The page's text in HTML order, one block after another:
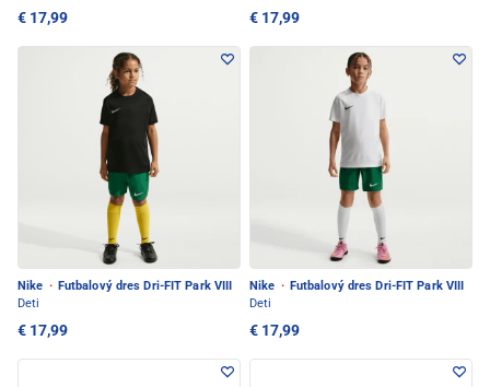
€ 17,99 € 17,99
Nike · Futbalový dres Dri-FIT Park VIII
Deti
€ 17,99
Nike · Futbalový dres Dri-FIT Park VIII
Deti
€ 17,99